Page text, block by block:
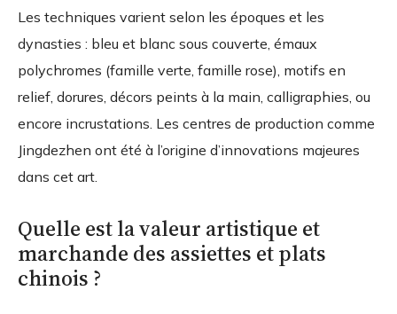
Les techniques varient selon les époques et les
dynasties : bleu et blanc sous couverte, émaux
polychromes (famille verte, famille rose), motifs en
relief, dorures, décors peints à la main, calligraphies, ou
encore incrustations. Les centres de production comme
Jingdezhen ont été à l’origine d’innovations majeures
dans cet art.
Quelle est la valeur artistique et
marchande des assiettes et plats
chinois ?